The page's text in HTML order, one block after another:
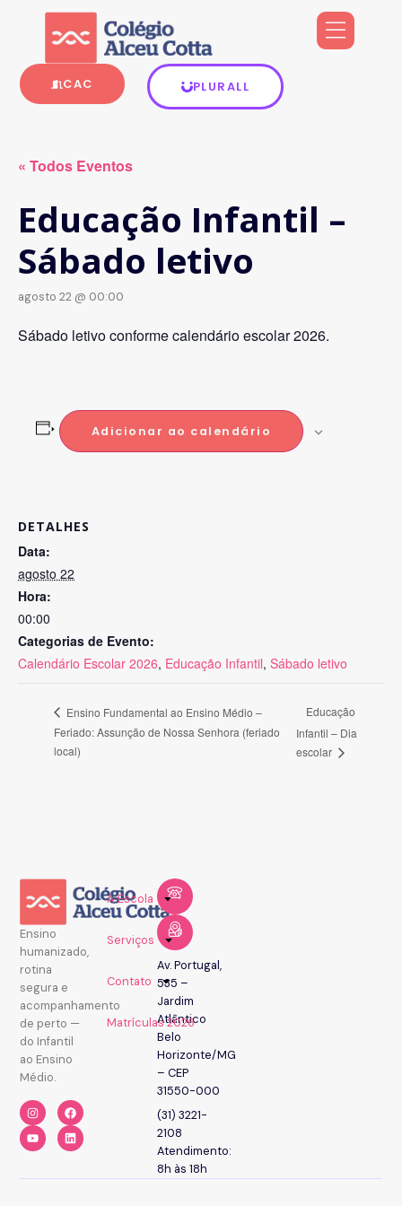
CAC PLURALL
« Todos Eventos
Educação Infantil –
Sábado letivo
agosto 22 @ 00:00
Sábado letivo conforme calendário escolar 2026.
Adicionar ao calendário
DETALHES
Data:
agosto 22
Hora:
00:00
Categorias de Evento:
Calendário Escolar 2026, Educação Infantil, Sábado letivo
Ensino Fundamental ao Ensino Médio –
Feriado: Assunção de Nossa Senhora (feriado
local)
Educação
Infantil – Dia
escolar
Ensino
humanizado,
rotina
segura e
acompanhamento
de perto —
do Infantil
ao Ensino
Médio.
A Escola
Serviços
Contato
Matrículas 2026
(31) 3221-
2108
Atendimento:
8h às 18h
Av. Portugal,
535 –
Jardim
Atlântico
Belo
Horizonte/MG
– CEP
31550-000